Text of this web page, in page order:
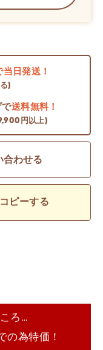
日発送！
)
で送料無料！
円以上)
合わせる
ピーする
ろ…
為特価！